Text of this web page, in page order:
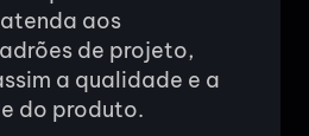
aos
de projeto,
a qualidade e a
do produto.